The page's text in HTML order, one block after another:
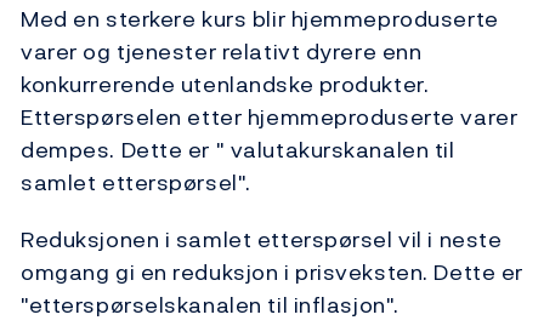
Med en sterkere kurs blir hjemmeproduserte
varer og tjenester relativt dyrere enn
konkurrerende utenlandske produkter.
Etterspørselen etter hjemmeproduserte varer
dempes. Dette er " valutakurskanalen til
samlet etterspørsel".
Reduksjonen i samlet etterspørsel vil i neste
omgang gi en reduksjon i prisveksten. Dette er
"etterspørselskanalen til inflasjon".